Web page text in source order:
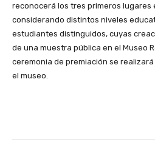
reconocerá los tres primeros lugares
considerando distintos niveles
estudiantes distinguidos, cuyas
de una muestra pública en el Museo
ceremonia de premiación se realizará
el museo.